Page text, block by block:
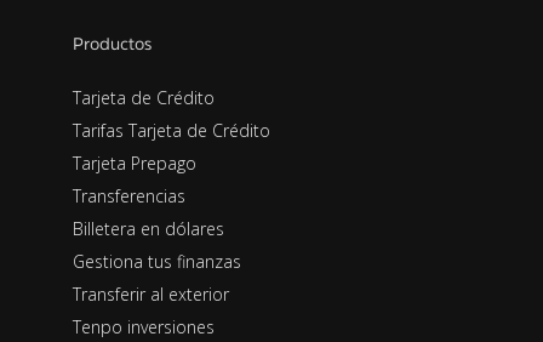
Productos
Tarjeta de Crédito
Tarifas Tarjeta de Crédito
Tarjeta Prepago
Transferencias
Billetera en dólares
Gestiona tus finanzas
Transferir al exterior
Tenpo inversiones